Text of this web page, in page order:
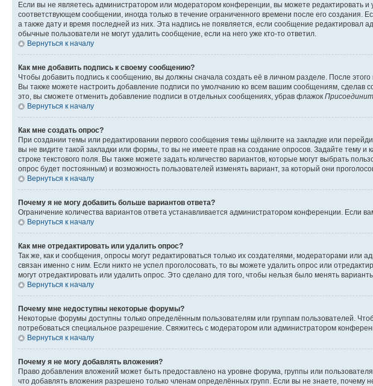
Если вы не являетесь администратором или модератором конференции, вы можете редактировать
соответствующем сообщении, иногда только в течение ограниченного времени после его
а также дату и время последней из них. Эта надпись не появляется, если сообщение
обычные пользователи не могут удалить сообщение, если на него уже кто-то ответил.
Вернуться к началу
Как мне добавить подпись к своему сообщению?
Чтобы добавить подпись к сообщению, вы должны сначала создать её в личном разделе. После
Вы также можете настроить добавление подписи по умолчанию ко всем вашим сообщениям,
это, вы сможете отменить добавление подписи в отдельных сообщениях, убрав флажок
Вернуться к началу
Как мне создать опрос?
При создании темы или редактировании первого сообщения темы щёлкните на закладке или
вы не видите такой закладки или формы, то вы не имеете прав на создание опросов. Задайте тему
строке текстового поля. Вы также можете задать количество вариантов, которые могут выбрать
опрос будет постоянным) и возможность пользователей изменять вариант, за который они
Вернуться к началу
Почему я не могу добавить больше вариантов ответа?
Ограничение количества вариантов ответа устанавливается администратором конференции.
Вернуться к началу
Как мне отредактировать или удалить опрос?
Так же, как и сообщения, опросы могут редактироваться только их создателями, модераторами
связан именно с ним. Если никто не успел проголосовать, то вы можете удалить опрос или
могут отредактировать или удалить опрос. Это сделано для того, чтобы нельзя было менять
Вернуться к началу
Почему мне недоступны некоторые форумы?
Некоторые форумы доступны только определённым пользователям или группам пользователей.
потребоваться специальное разрешение. Свяжитесь с модератором или администратором
Вернуться к началу
Почему я не могу добавлять вложения?
Право добавления вложений может быть предоставлено на уровне форума, группы или
что добавлять вложения разрешено только членам определённых групп. Если вы не знаете,